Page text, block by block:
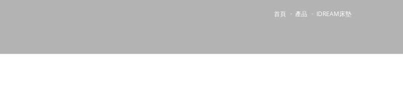
首頁 產品 IDREAM床墊